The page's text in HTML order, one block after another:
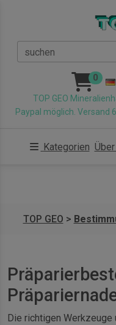
suchen
0
TOP GEO
Paypal möglich. Versand
Kategorien
TOP GEO >
Die richtigen